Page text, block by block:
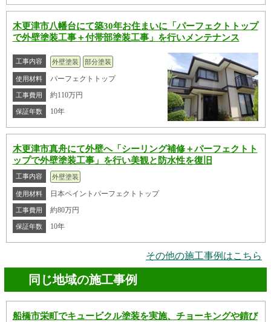
木更津市八幡台にて築30年お住まいに「パーフェクトトップ
で外壁塗装工事＋付帯部塗装工事」を行いメンテナンス
工事内容 外壁塗装 部分塗装
使用材料 パーフェクトトップ
工事費用 約110万円
保証年数 10年
木更津市真舟にて外壁へ「シーリング補修＋パーフェクトト
ップで外壁塗装工事」を行い美観と防水性を復旧
工事内容 外壁塗装
使用材料 日本ペイントパーフェクトトップ
工事費用 約80万円
保証年数 10年
その他の施工事例はこちら
同じ地域の施工事例
船橋市栄町でキュービクル塗装を実施、チョーキングや錆び